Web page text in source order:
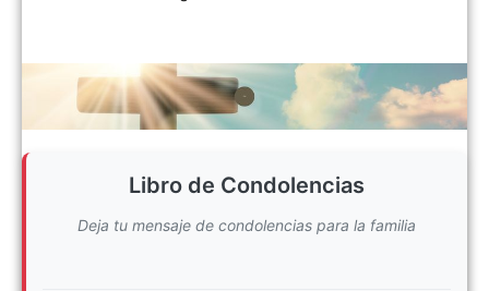
Libro de Condolencias
Deja tu mensaje de condolencias para la familia